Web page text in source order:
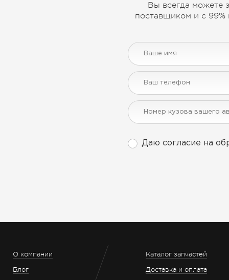
Вы всегда можете
поставщиком и с 99%
Даю согласие на
О компании
Блог
Каталог запчастей
Доставка и оплата